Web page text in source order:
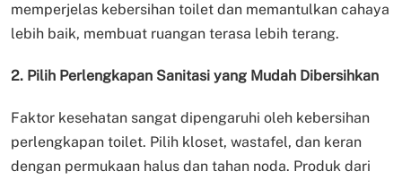
memperjelas kebersihan toilet dan memantulkan cahaya
lebih baik, membuat ruangan terasa lebih terang.
2. Pilih Perlengkapan Sanitasi yang Mudah Dibersihkan
Faktor kesehatan sangat dipengaruhi oleh kebersihan
perlengkapan toilet. Pilih kloset, wastafel, dan keran
dengan permukaan halus dan tahan noda. Produk dari